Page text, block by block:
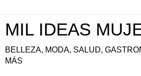
MIL IDEAS
BELLEZA, MODA, SALUD,
MÁS